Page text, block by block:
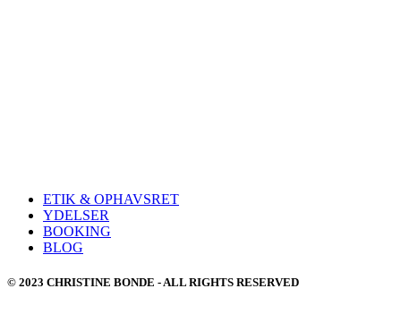
ETIK & OPHAVSRET
YDELSER
BOOKING
BLOG
© 2023 CHRISTINE BONDE - ALL RIGHTS RESERVED